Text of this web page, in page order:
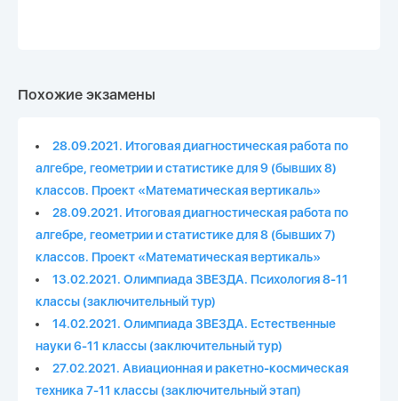
Похожие экзамены
28.09.2021. Итоговая диагностическая работа по
алгебре, геометрии и статистике для 9 (бывших 8)
классов. Проект «Математическая вертикаль»
28.09.2021. Итоговая диагностическая работа по
алгебре, геометрии и статистике для 8 (бывших 7)
классов. Проект «Математическая вертикаль»
13.02.2021. Олимпиада ЗВЕЗДА. Психология 8-11
классы (заключительный тур)
14.02.2021. Олимпиада ЗВЕЗДА. Естественные
науки 6-11 классы (заключительный тур)
27.02.2021. Авиационная и ракетно-космическая
техника 7-11 классы (заключительный этап)